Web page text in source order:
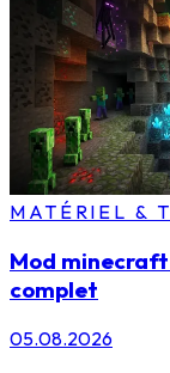
MATÉRIEL &
Mod
complet
05.08.2026